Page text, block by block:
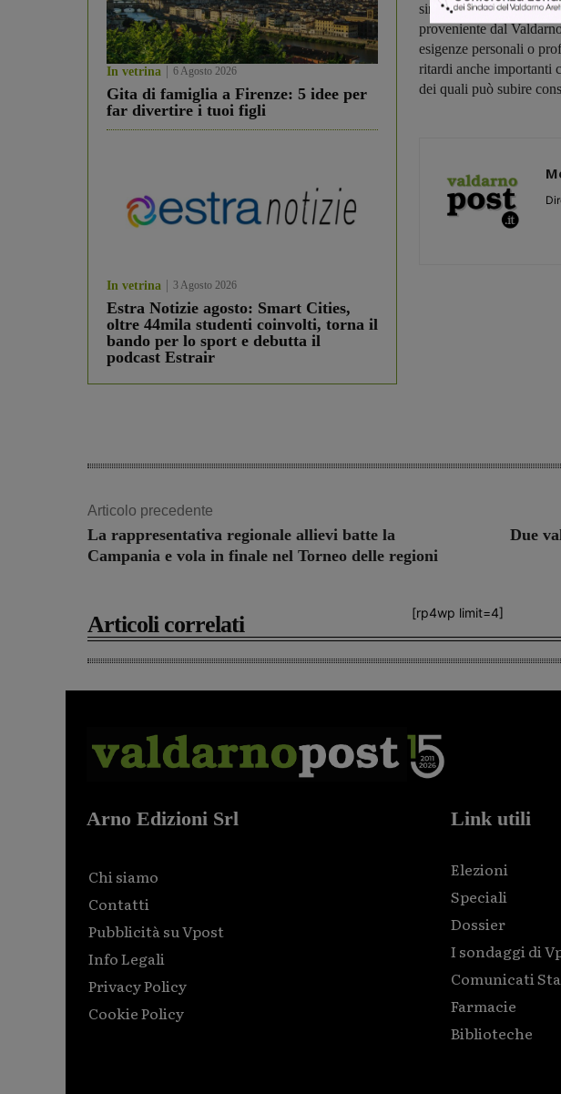
In vetrina 6 Agosto 2026
Gita di famiglia a Firenze: 5 idee per
far divertire i tuoi figli
In vetrina 3 Agosto 2026
Estra Notizie agosto: Smart Cities,
oltre 44mila studenti coinvolti, torna il
bando per lo sport e debutta il
podcast Estrair
simbolica ma
proveniente dal
esigenze personali o
ritardi anche importanti
dei quali può subire
Articolo precedente
La rappresentativa regionale allievi batte la
Campania e vola in finale nel Torneo delle regioni
Due
[rp4wp limit=4]
Articoli correlati
Arno Edizioni Srl
Chi siamo
Contatti
Pubblicità su Vpost
Info Legali
Privacy Policy
Cookie Policy
Link utili
Elezioni
Speciali
Dossier
I sondaggi di
Comunicati
Farmacie
Biblioteche